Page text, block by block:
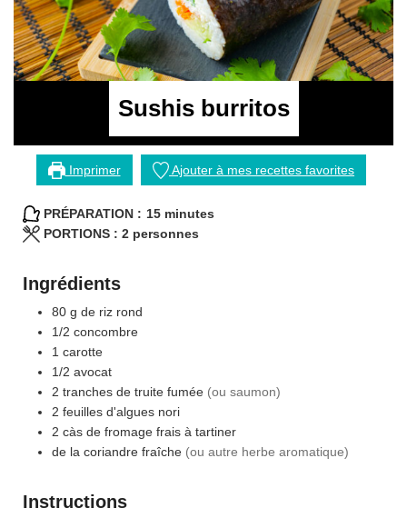
Sushis burritos
Imprimer Ajouter à mes recettes favorites
PRÉPARATION : 15minutes
minutes
PORTIONS : 2 personnes
Ingrédients
80 g de riz rond
1/2 concombre
1 carotte
1/2 avocat
2 tranches de truite fumée (ou saumon)
2 feuilles d'algues nori
2 càs de fromage frais à tartiner
de la coriandre fraîche (ou autre herbe aromatique)
Instructions